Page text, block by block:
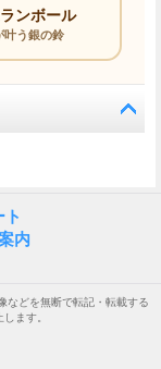
ンボール
叶う銀の鈴
内
どを無断で転記・転載する
ます。